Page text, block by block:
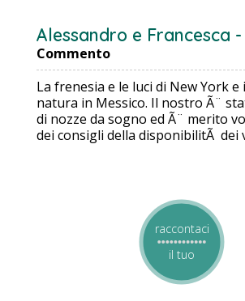
Alessandro e Francesca -
Commento
La frenesia e le luci di New York e
natura in Messico. Il nostro Ã¨
di nozze da sogno ed Ã¨ merito
dei consigli della disponibilitÃ dei
raccontaci
il tuo